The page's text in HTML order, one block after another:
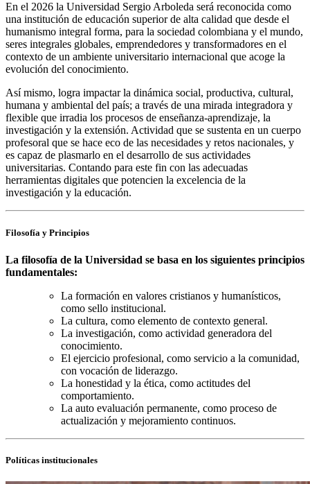
En el 2026 la Universidad Sergio Arboleda será reconocida como
una institución de educación superior de alta calidad que desde el
humanismo integral forma, para la sociedad colombiana y el mundo,
seres integrales globales, emprendedores y transformadores en el
contexto de un ambiente universitario internacional que acoge la
evolución del conocimiento.
Así mismo, logra impactar la dinámica social, productiva, cultural,
humana y ambiental del país; a través de una mirada integradora y
flexible que irradia los procesos de enseñanza-aprendizaje, la
investigación y la extensión. Actividad que se sustenta en un cuerpo
profesoral que se hace eco de las necesidades y retos nacionales, y
es capaz de plasmarlo en el desarrollo de sus actividades
universitarias. Contando para este fin con las adecuadas
herramientas digitales que potencien la excelencia de la
investigación y la educación.
Filosofía y Principios
La filosofía de la Universidad se basa en los siguientes principios
fundamentales:
La formación en valores cristianos y humanísticos,
como sello institucional.
La cultura, como elemento de contexto general.
La investigación, como actividad generadora del
conocimiento.
El ejercicio profesional, como servicio a la comunidad,
con vocación de liderazgo.
La honestidad y la ética, como actitudes del
comportamiento.
La auto evaluación permanente, como proceso de
actualización y mejoramiento continuos.
Políticas institucionales